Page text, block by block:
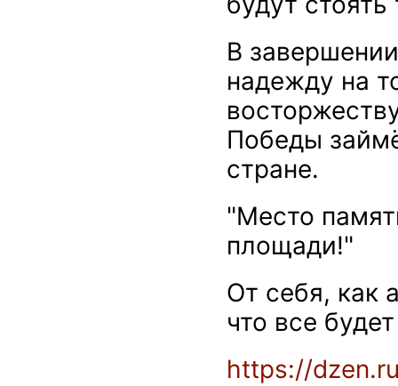
В
надежду на
Победы
стране.
"Место
площади!"
От себя, как
что все
https://